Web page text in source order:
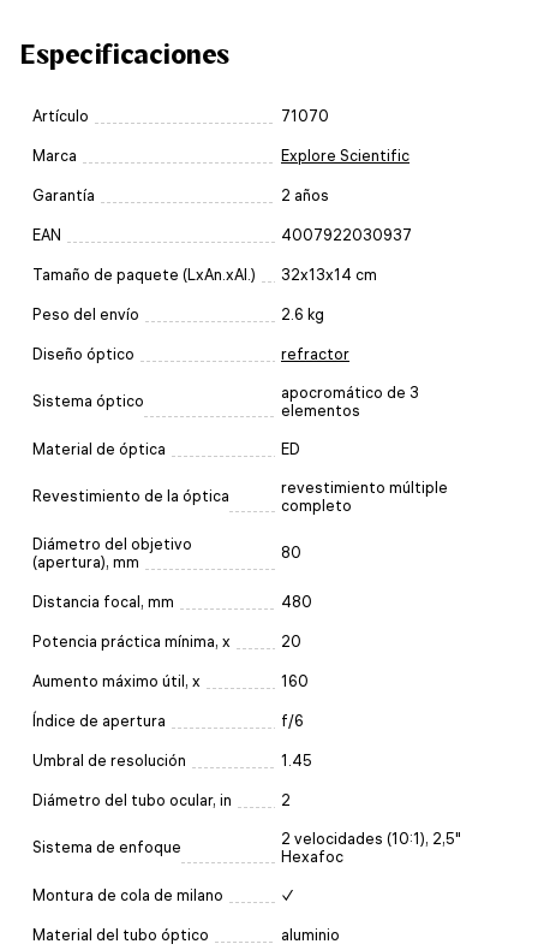
Especificaciones
Artículo 71070
Marca Explore Scientific
Garantía 2 años
EAN 4007922030937
Tamaño de paquete (LxAn.xAl.) 32x13x14 cm
Peso del envío 2.6 kg
Diseño óptico refractor
Sistema óptico
apocromático de 3
elementos
Material de óptica ED
Revestimiento de la óptica
revestimiento múltiple
completo
Diámetro del objetivo
(apertura), mm
80
Distancia focal, mm 480
Potencia práctica mínima, x 20
Aumento máximo útil, x 160
Índice de apertura f/6
Umbral de resolución 1.45
Diámetro del tubo ocular, in 2
Sistema de enfoque
2 velocidades (10:1), 2,5"
Hexafoc
Montura de cola de milano ✓
Material del tubo óptico aluminio